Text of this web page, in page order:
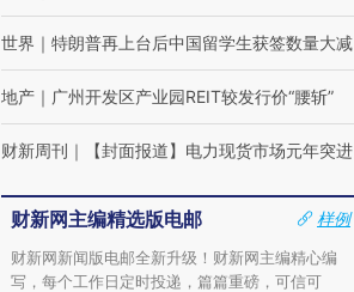
世界 ｜ 特朗普再上台后中国留学生获签数量大减
地产 ｜ 广州开发区产业园REIT较发行价“腰斩”
财新周刊 ｜ 【封面报道】电力现货市场元年突进
财新网主编精选版电邮
样例
财新网新闻版电邮全新升级！财新网主编精心编
写，每个工作日定时投递，篇篇重磅，可信可